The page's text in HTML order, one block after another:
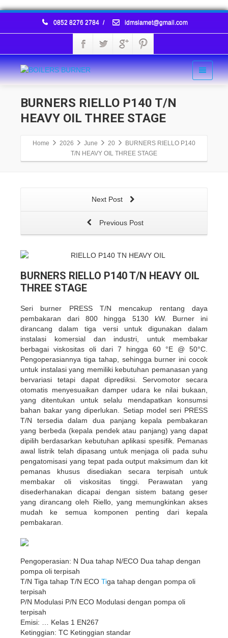
0852 8276 2784 / idmslamet@gmail.com
BURNERS RIELLO P140 T/N
HEAVY OIL THREE STAGE
Home 2026 June 20
BURNERS RIELLO P140
T/N HEAVY OIL THREE STAGE
Next Post
Previous Post
BURNERS RIELLO P140 T/N HEAVY OIL
THREE STAGE
Seri burner PRESS T/N mencakup rentang daya
pembakaran dari 800 hingga 5130 kW. Burner ini
dirancang dalam tiga versi untuk digunakan dalam
instalasi komersial dan industri, untuk membakar
berbagai viskositas oli dari 7 hingga 60 °E @ 50°C.
Pengoperasiannya tiga tahap, sehingga burner ini cocok
untuk instalasi yang memiliki kebutuhan pemanasan yang
bervariasi tetapi dapat diprediksi. Servomotor secara
otomatis menyesuaikan damper udara ke nilai bukaan,
yang ditentukan untuk selalu mendapatkan konsumsi
bahan bakar yang diperlukan. Setiap model seri PRESS
T/N tersedia dalam dua panjang kepala pembakaran
yang berbeda (kepala pendek atau panjang) yang dapat
dipilih berdasarkan kebutuhan aplikasi spesifik. Pemanas
awal listrik telah dipasang untuk menjaga oli pada suhu
pengatomisasi yang tepat pada output maksimum dan kit
pemanas khusus disediakan secara terpisah untuk
membakar oli viskositas tinggi. Perawatan yang
disederhanakan dicapai dengan sistem batang geser
yang dirancang oleh Riello, yang memungkinkan akses
mudah ke semua komponen penting dari kepala
pembakaran.
Pengoperasian: N Dua tahap N/ECO Dua tahap dengan
pompa oli terpisah
T/N Tiga tahap T/N ECO Tiga tahap dengan pompa oli
terpisah
P/N Modulasi P/N ECO Modulasi dengan pompa oli
terpisah
Emisi: … Kelas 1 EN267
Ketinggian: TC Ketinggian standar